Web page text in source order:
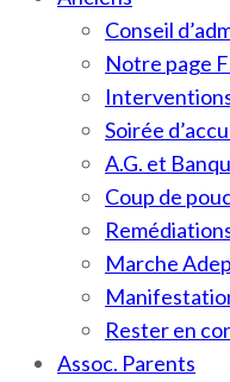
Conseil
Notre page
Soirée
A.G. et
Coup de
Marche
Rester en
Assoc. Parents